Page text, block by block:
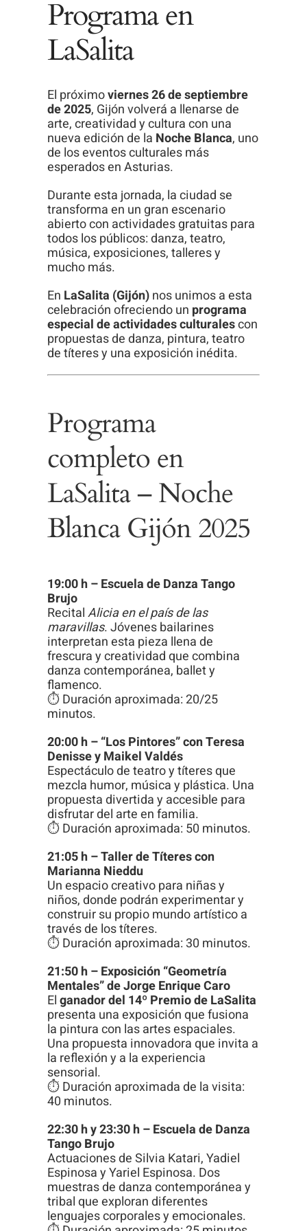
Programa en
LaSalita
El próximoviernes 26 de septiembre
de 2025, Gijón volverá a llenarse de
arte, creatividad y cultura con una
nueva edición de la Noche Blanca, uno
de los eventos culturales más
esperados en Asturias.
Durante esta jornada, la ciudad se
transforma en un gran escenario
abierto con actividades gratuitas para
todos los públicos: danza, teatro,
música, exposiciones, talleres y
mucho más.
En LaSalita (Gijón)nos unimos a esta
celebración ofreciendo un programa
especial de actividades culturalescon
propuestas de danza, pintura, teatro
de títeres y una exposición inédita.
Programa
completo en
LaSalita – Noche
Blanca Gijón 2025
19:00 h – Escuela de Danza Tango
Brujo
RecitalAlicia en el país de las
maravillas. Jóvenes bailarines
interpretan esta pieza llena de
frescura y creatividad que combina
danza contemporánea, ballet y
flamenco.
⏱ Duración aproximada: 20/25
minutos.
20:00 h – “Los Pintores” con Teresa
Denisse y Maikel Valdés
Espectáculo de teatro y títeres que
mezcla humor, música y plástica. Una
propuesta divertida y accesible para
disfrutar del arte en familia.
⏱ Duración aproximada: 50 minutos.
21:05 h – Taller de Títeres con
Marianna Nieddu
Un espacio creativo para niñas y
niños, donde podrán experimentar y
construir su propio mundo artístico a
través de los títeres.
⏱ Duración aproximada: 30 minutos.
21:50 h – Exposición “Geometría
Mentales” de Jorge Enrique Caro
Elganador del 14º Premio de LaSalita
presenta una exposición que fusiona
la pintura con las artes espaciales.
Una propuesta innovadora que invita a
la reflexión y a la experiencia
sensorial.
⏱ Duración aproximada de la visita:
40 minutos.
22:30 h y 23:30 h – Escuela de Danza
Tango Brujo
Actuaciones de Silvia Katari, Yadiel
Espinosa y Yariel Espinosa. Dos
muestras de danza contemporánea y
tribal que exploran diferentes
lenguajes corporales y emocionales.
Para que
podamos
de la web, en
base a cómo
se usa la
web.
Experiencia
Para que
nuestra web
funcione lo
durante tu
visita. Si
rechaza estas
cookies,
algunas